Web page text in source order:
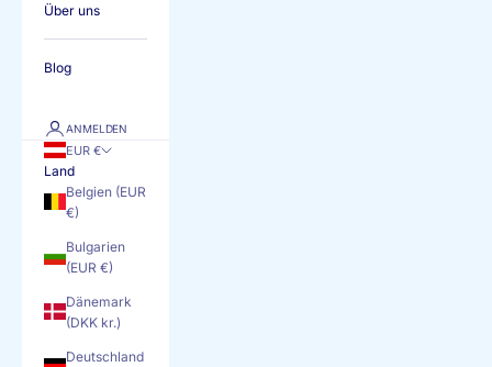
Über uns
Blog
ANMELDEN
EUR €
Land
Belgien (EUR
€)
Bulgarien
(EUR €)
Dänemark
(DKK kr.)
Deutschland